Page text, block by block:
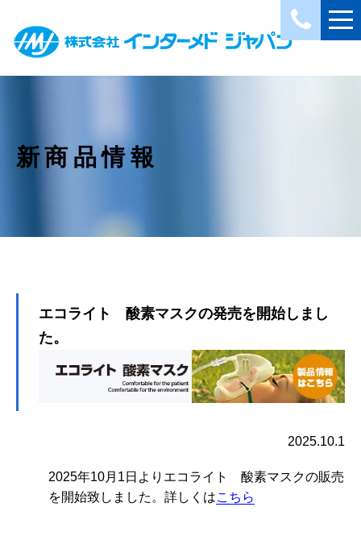
新商品情報
エコライト 酸素マスクの発売を開始しまし
た。
2025.10.1
2025年10月1日よりエコライト 酸素マスクの販売
を開始致しました。 詳しくはこちら